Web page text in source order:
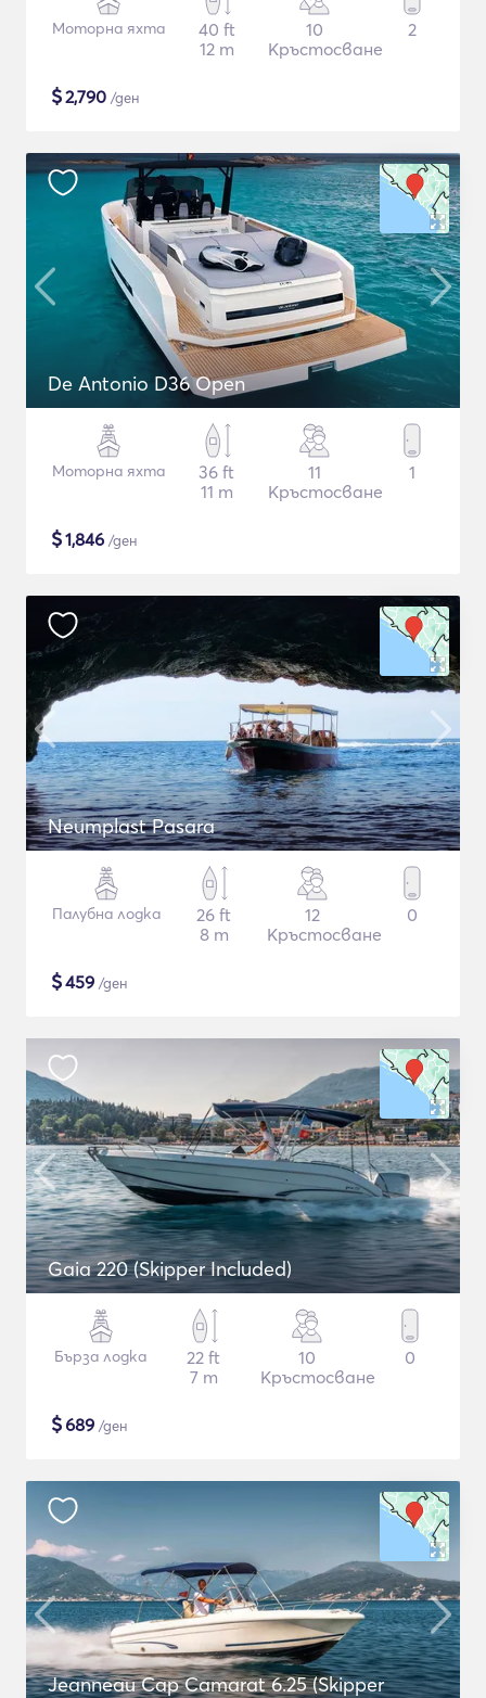
Моторна яхта
40 ft
12 m
10
Кръстосване
2
$2,790 /ден
De Antonio D36 Open
Моторна яхта
36 ft
11 m
11
Кръстосване
1
$1,846 /ден
Neumplast Pasara
Палубна лодка
26 ft
8 m
12
Кръстосване
0
$459 /ден
Gaia 220 (Skipper Included)
Бърза лодка
22 ft
7 m
10
Кръстосване
0
$689 /ден
Jeanneau Cap Camarat 6.25 (Skipper